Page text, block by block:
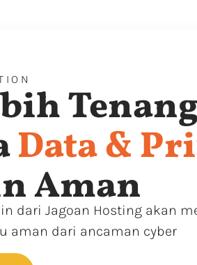
Data &
Aman
dari Jagoan Hosting akan
aman dari ancaman cyber